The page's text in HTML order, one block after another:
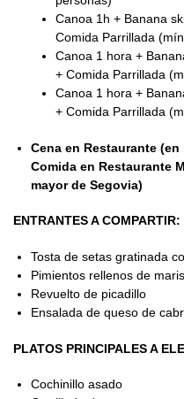
Canoa 1h + Banana
Comida Parrillada
Canoa 1 hora +
+ Comida Parrillada
Canoa 1 hora +
+ Comida Parrillada
Cena en Restaurante
Comida en Restaurante
mayor de Segovia)
ENTRANTES A COMPARTIR:
Tosta de setas gratinada
Pimientos rellenos de
Revuelto de picadillo
Ensalada de queso de
PLATOS PRINCIPALES A
Cochinillo asado